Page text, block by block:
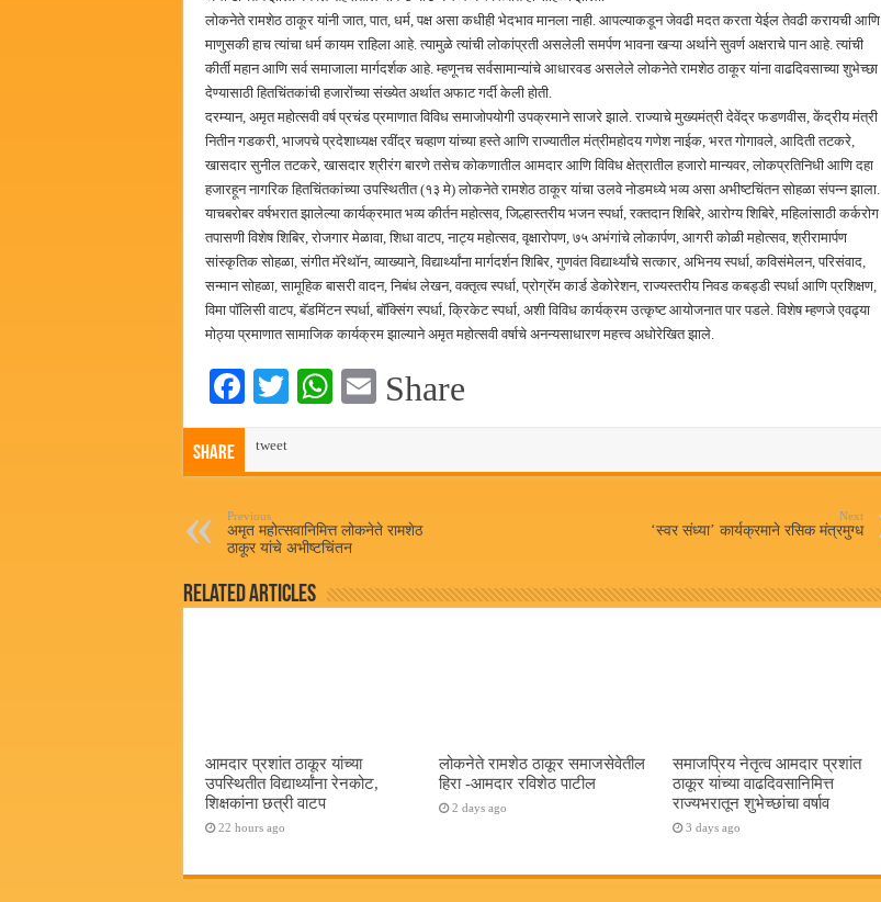
लोकनेते रामशेठ ठाकूर यांनी जात, पात, धर्म, पक्ष असा कधीही भेदभाव मानला नाही. आपल्याकडून जेवढी मदत करता येईल तेवढी करायची आणि
माणुसकी हाच त्यांचा धर्म कायम राहिला आहे. त्यामुळे त्यांची लोकांप्रती असलेली समर्पण भावना खऱ्या अर्थाने सुवर्ण अक्षराचे पान आहे. त्यांची
कीर्ती महान आणि सर्व समाजाला मार्गदर्शक आहे. म्हणूनच सर्वसामान्यांचे आधारवड असलेले लोकनेते रामशेठ ठाकूर यांना वाढदिवसाच्या शुभेच्छा
देण्यासाठी हितचिंतकांची हजारोंच्या संख्येत अर्थात अफाट गर्दी केली होती.
दरम्यान, अमृत महोत्सवी वर्ष प्रचंड प्रमाणात विविध समाजोपयोगी उपक्रमाने साजरे झाले. राज्याचे मुख्यमंत्री देवेंद्र फडणवीस, केंद्रीय मंत्री
नितीन गडकरी, भाजपचे प्रदेशाध्यक्ष रवींद्र चव्हाण यांच्या हस्ते आणि राज्यातील मंत्रीमहोदय गणेश नाईक, भरत गोगावले, आदिती तटकरे,
खासदार सुनील तटकरे, खासदार श्रीरंग बारणे तसेच कोकणातील आमदार आणि विविध क्षेत्रातील हजारो मान्यवर, लोकप्रतिनिधी आणि दहा
हजारहून नागरिक हितचिंतकांच्या उपस्थितीत (१३ मे) लोकनेते रामशेठ ठाकूर यांचा उलवे नोडमध्ये भव्य असा अभीष्टचिंतन सोहळा संपन्न झाला.
याचबरोबर वर्षभरात झालेल्या कार्यक्रमात भव्य कीर्तन महोत्सव, जिल्हास्तरीय भजन स्पर्धा, रक्तदान शिबिरे, आरोग्य शिबिरे, महिलांसाठी कर्करोग
तपासणी विशेष शिबिर, रोजगार मेळावा, शिधा वाटप, नाट्य महोत्सव, वृक्षारोपण, ७५ अभंगांचे लोकार्पण, आगरी कोळी महोत्सव, श्रीरामार्पण
सांस्कृतिक सोहळा, संगीत मॅरेथॉन, व्याख्याने, विद्यार्थ्यांना मार्गदर्शन शिबिर, गुणवंत विद्यार्थ्यांचे सत्कार, अभिनय स्पर्धा, कविसंमेलन, परिसंवाद,
सन्मान सोहळा, सामूहिक बासरी वादन, निबंध लेखन, वक्तृत्व स्पर्धा, प्रोग्रॅम कार्ड डेकोरेशन, राज्यस्तरीय निवड कबड्डी स्पर्धा आणि प्रशिक्षण,
विमा पॉलिसी वाटप, बॅडमिंटन स्पर्धा, बॉक्सिंग स्पर्धा, क्रिकेट स्पर्धा, अशी विविध कार्यक्रम उत्कृष्ट आयोजनात पार पडले. विशेष म्हणजे एवढ्या
मोठ्या प्रमाणात सामाजिक कार्यक्रम झाल्याने अमृत महोत्सवी वर्षाचे अनन्यसाधारण महत्त्व अधोरेखित झाले.
Fa
bo
ok
T
r
W
A
pp
E
Share
Share tweet
Previous
अमृत महोत्सवानिमित्त लोकनेते रामशेठ
ठाकूर यांचे अभीष्टचिंतन
Next
‌‘स्वर संध्या‌’ कार्यक्रमाने रसिक मंत्रमुग्ध
Related Articles
आमदार प्रशांत ठाकूर यांच्या
उपस्थितीत विद्यार्थ्यांना रेनकोट,
शिक्षकांना छत्री वाटप
22 hours ago
लोकनेते रामशेठ ठाकूर समाजसेवेतील
हिरा -आमदार रविशेठ पाटील
2 days ago
समाजप्रिय नेतृत्व आमदार प्रशांत
ठाकूर यांच्या वाढदिवसानिमित्त
राज्यभरातून शुभेच्छांचा वर्षाव
3 days ago